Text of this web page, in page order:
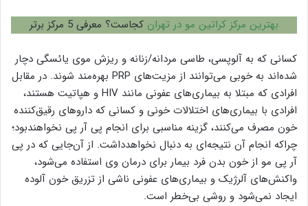
بهترین مرکز کراتین مو در تهران کجاست؟ معرفی 5 مرکز برتر
کسانی که به آلوپسی، طاسی مردانه/زنانه و ریزش موی یائسگی دچار
شده‌اند به خوبی می‌توانند از مزیت‌های PRP بهره‌مند شوند. در مقابل
افرادی که مبتلا به بیماری‌های عفونی مانند HIV و هپاتیت هستند،
افرادی با بیماری‌های اختلالات خونی و کسانی که داروهای رقیق‌کننده
خون مصرف می‌کنند، گزینه مناسبی برای انجام پی آر پی نخواهندبود؛
چراکه انجام آن نتیجه‌ای به دنبال نخواهدداشت. از آن‌جایی که در پی
آر پی مو از خون بدن فرد بیمار برای درمان وی استفاده می‌شود،
واکنش‌های آلرژیک و بیماری‌های عفونی ناشی از تزریق خون آلوده
ایجاد نمی‌شود و روشی بی‌خطر است.